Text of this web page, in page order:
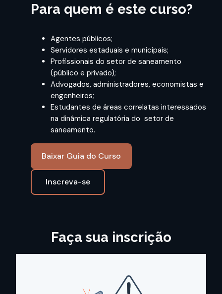
Para quem é este curso?
Agentes públicos;
Servidores estaduais e municipais;
Profissionais do setor de saneamento
(público e privado);
Advogados, administradores, economistas e
engenheiros;
Estudantes de áreas correlatas interessados
na dinâmica regulatória do setor de
saneamento.
Baixar Guia do Curso
Inscreva-se
Faça sua inscrição